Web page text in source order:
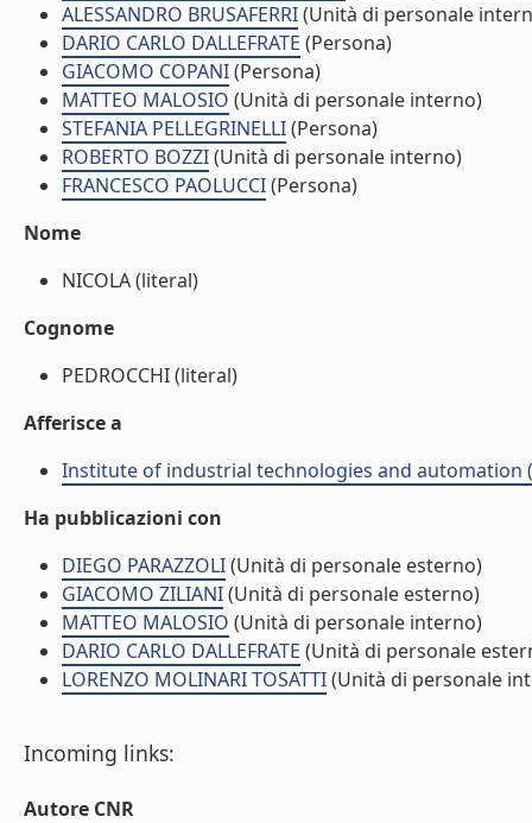
ALESSANDRO BRUSAFERRI(Unità di personale
DARIO CARLO DALLEFRATE (Persona)
GIACOMO COPANI(Persona)
MATTEO MALOSIO (Unità di personale interno)
STEFANIA PELLEGRINELLI(Persona)
ROBERTO BOZZI(Unità di personale interno)
FRANCESCO PAOLUCCI(Persona)
Nome
NICOLA (literal)
Cognome
PEDROCCHI (literal)
Afferisce a
Institute of industrial technologies and automation
Ha pubblicazioni con
DIEGO PARAZZOLI(Unità di personale esterno)
GIACOMO ZILIANI(Unità di personale esterno)
MATTEO MALOSIO (Unità di personale interno)
DARIO CARLO DALLEFRATE (Unità di personale
LORENZO MOLINARI TOSATTI(Unità di personale
Incoming links:
Autore CNR